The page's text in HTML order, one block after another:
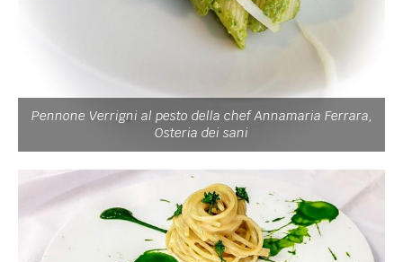
Pennone Verrigni al pesto della chef Annamaria Ferrara,
Osteria dei sani